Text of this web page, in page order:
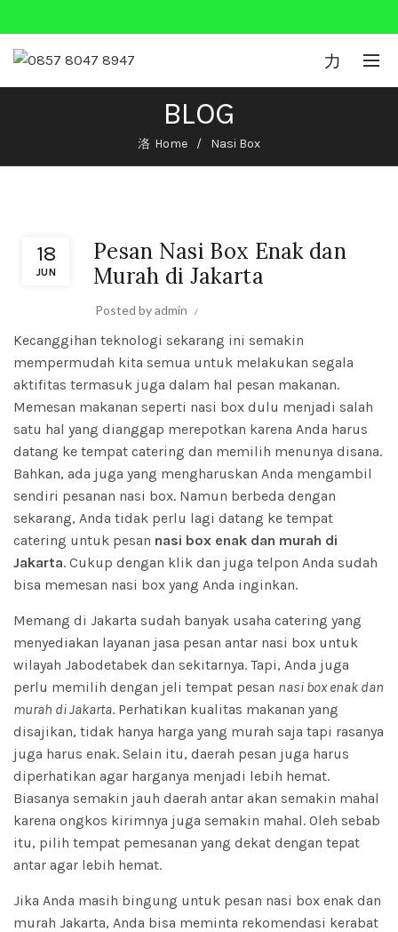
BLOG
Home Nasi Box
18
JUN
Pesan Nasi Box Enak dan
Murah di Jakarta
Posted byadmin
Kecanggihan teknologi sekarang ini semakin
mempermudah kita semua untuk melakukan segala
aktifitas termasuk juga dalam hal pesan makanan.
Memesan makanan seperti nasi box dulu menjadi salah
satu hal yang dianggap merepotkan karena Anda harus
datang ke tempat catering dan memilih menunya disana.
Bahkan, ada juga yang mengharuskan Anda mengambil
sendiri pesanan nasi box. Namun berbeda dengan
sekarang, Anda tidak perlu lagi datang ke tempat
catering untuk pesan nasi box enak dan murah di
Jakarta. Cukup dengan klik dan juga telpon Anda sudah
bisa memesan nasi box yang Anda inginkan.
Memang di Jakarta sudah banyak usaha catering yang
menyediakan layanan jasa pesan antar nasi box untuk
wilayah Jabodetabek dan sekitarnya. Tapi, Anda juga
perlu memilih dengan jeli tempat pesan nasi box enak dan
murah di Jakarta. Perhatikan kualitas makanan yang
disajikan, tidak hanya harga yang murah saja tapi rasanya
juga harus enak. Selain itu, daerah pesan juga harus
diperhatikan agar harganya menjadi lebih hemat.
Biasanya semakin jauh daerah antar akan semakin mahal
karena ongkos kirimnya juga semakin mahal. Oleh sebab
itu, pilih tempat pemesanan yang dekat dengan tepat
antar agar lebih hemat.
Jika Anda masih bingung untuk pesan nasi box enak dan
murah Jakarta, Anda bisa meminta rekomendasi kerabat